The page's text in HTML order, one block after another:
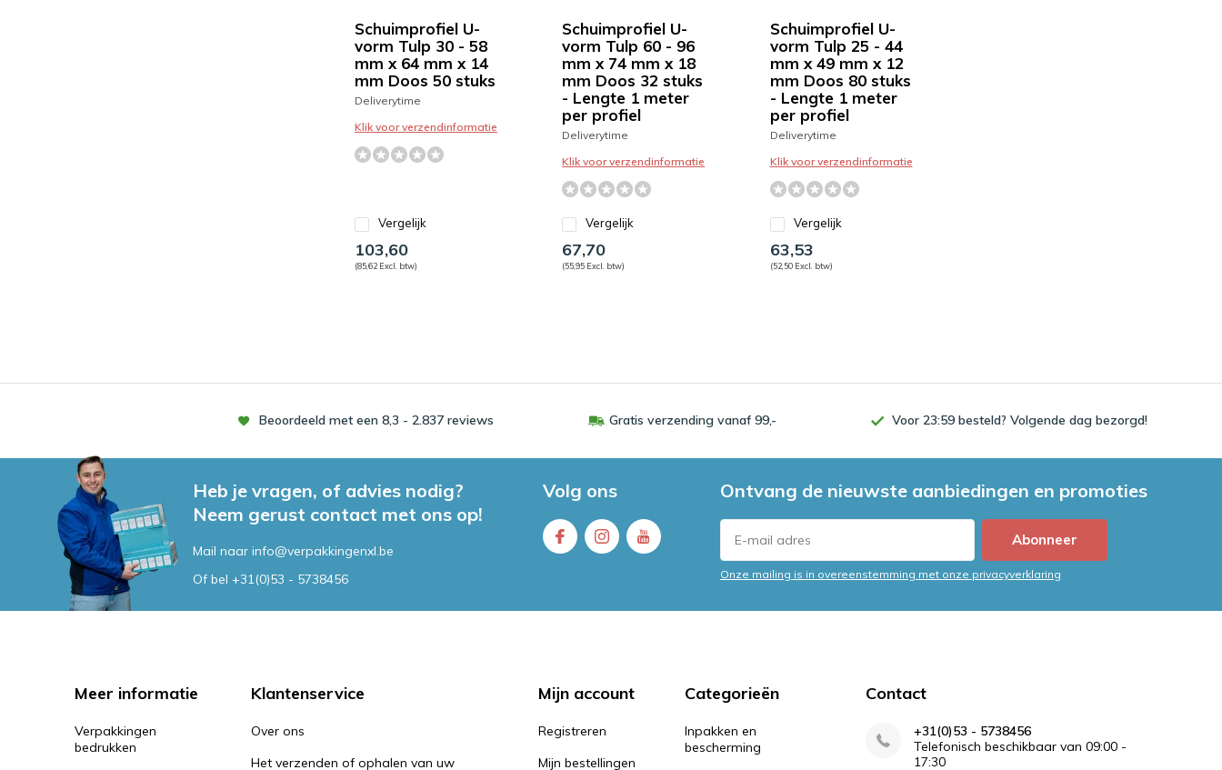
Schuimprofiel U-
vorm Tulp 30 - 58
mm x 64 mm x 14
mm Doos 50 stuks
Deliverytime
Klik voor verzendinformatie
Vergelijk
103,60
(85,62 Excl. btw)
Schuimprofiel U-
vorm Tulp 60 - 96
mm x 74 mm x 18
mm Doos 32 stuks
- Lengte 1 meter
per profiel
Deliverytime
Klik voor verzendinformatie
Vergelijk
67,70
(55,95 Excl. btw)
Schuimprofiel U-
vorm Tulp 25 - 44
mm x 49 mm x 12
mm Doos 80 stuks
- Lengte 1 meter
per profiel
Deliverytime
Klik voor verzendinformatie
Vergelijk
63,53
(52,50 Excl. btw)
Beoordeeld met een 8,3 - 2.837 reviews Gratis verzending vanaf 99,- Voor 23:59 besteld? Volgende dag bezorgd!
Heb je vragen, of advies nodig?
Neem gerust contact met ons op!
Mail naar info@verpakkingenxl.be
Of bel +31(0)53 - 5738456
Volg ons Ontvang de nieuwste aanbiedingen en promoties
Abonneer
Onze mailing is in overeenstemming met onze privacyverklaring
Meer informatie
Verpakkingen
bedrukken
Klantenservice
Over ons
Het verzenden of ophalen van uw
Mijn account
Registreren
Mijn bestellingen
Categorieën
Inpakken en
bescherming
Contact
+31(0)53 - 5738456
Telefonisch beschikbaar van 09:00 -
17:30